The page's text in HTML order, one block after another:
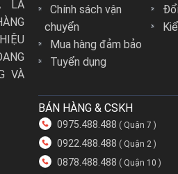
chưa biết chọn mua ở đâu mới uy
để tìm bộ ghế sofa ưng ý nhất
sofa với hơn 5 năm kinh nghiệm.
doanh nghiệp, tổ chức và cá
lựa sofa bằng gỗ tốt nhất và
cách thức làm việc chuyên nghiệp
LÀ
VÀ
Chính sách vận
chuyển
Mua hàng đảm bảo
Tuyển dụng
BÁN HÀNG & CSKH
0975.488.488 ( Quận 7 )
0922.488.488 ( Quận 2 )
0878.488.488 ( Quận 10 )